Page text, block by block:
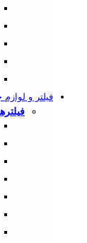
فیلتر و لوازم